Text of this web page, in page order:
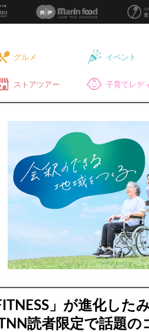
グルメ イベント
ストアツアー 子育てレデ
」が進化した
読者限定で話題の